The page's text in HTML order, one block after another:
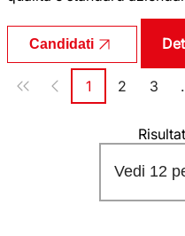
Candidati
Paginazione
Pagina
1 Pagina
2 3
Vedi 12